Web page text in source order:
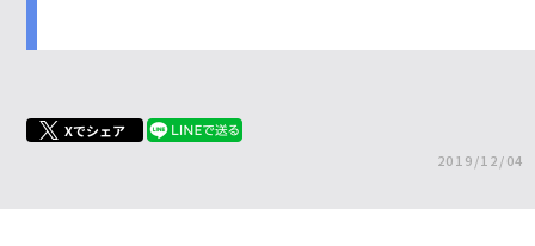
Xでシェア
2019/12/04